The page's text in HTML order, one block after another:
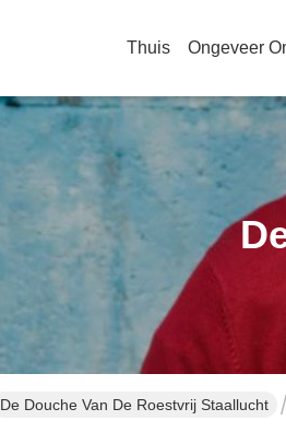
Thuis Ongeveer
De Douche Van De Roestvrij Staallucht